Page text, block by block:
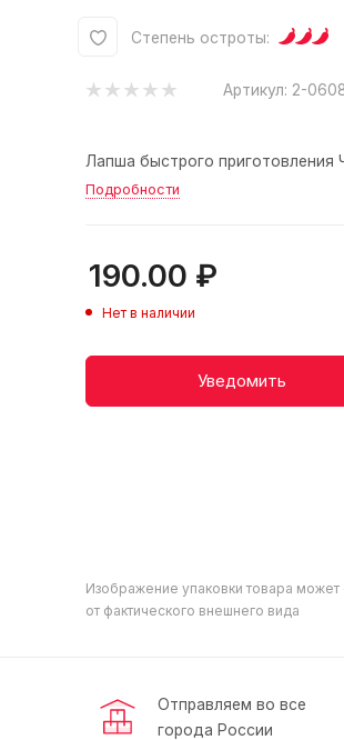
Степень остроты:
Артикул: 2-
Лапша быстрого приготовления
Подробности
190.00 ₽
Нет в наличии
Уведомить
Изображение упаковки товара может
от фактического внешнего вида
Отправляем во все
города России